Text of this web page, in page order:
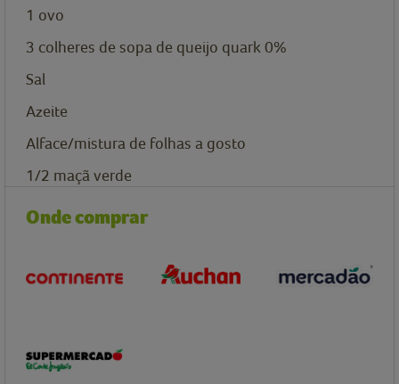
1 ovo
3 colheres de sopa de queijo quark 0%
Sal
Azeite
Alface/mistura de folhas a gosto
1/2 maçã verde
Onde comprar